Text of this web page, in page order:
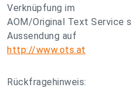
Verknüpfung im
AOM/Original Text Service
Aussendung auf
http://www.ots.at
Rückfragehinweis: